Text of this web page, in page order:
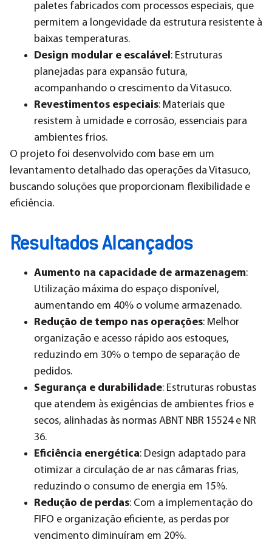
paletes fabricados com processos especiais, que
permitem a longevidade da estrutura resistente à
baixas temperaturas.
Design modular e escalável: Estruturas
planejadas para expansão futura,
acompanhando o crescimento da Vitasuco.
Revestimentos especiais: Materiais que
resistem à umidade e corrosão, essenciais para
ambientes frios.
O projeto foi desenvolvido com base em um
levantamento detalhado das operações da Vitasuco,
buscando soluções que proporcionam flexibilidade e
eficiência.
Resultados Alcançados
Aumento na capacidade de armazenagem:
Utilização máxima do espaço disponível,
aumentando em 40% o volume armazenado.
Redução de tempo nas operações: Melhor
organização e acesso rápido aos estoques,
reduzindo em 30% o tempo de separação de
pedidos.
Segurança e durabilidade: Estruturas robustas
que atendem às exigências de ambientes frios e
secos, alinhadas às normas ABNT NBR 15524 e NR
36.
Eficiência energética: Design adaptado para
otimizar a circulação de ar nas câmaras frias,
reduzindo o consumo de energia em 15%.
Redução de perdas: Com a implementação do
FIFO e organização eficiente, as perdas por
vencimento diminuíram em 20%.